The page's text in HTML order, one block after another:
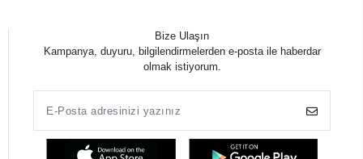
Bize Ulaşın
Kampanya, duyuru, bilgilendirmelerden e-posta ile haberdar
olmak istiyorum.